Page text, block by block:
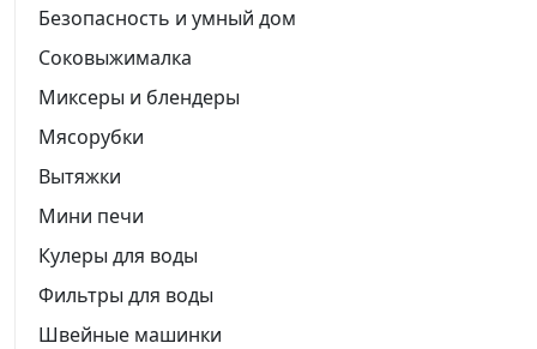
Безопасность и умный дом
Соковыжималка
Миксеры и блендеры
Мясорубки
Вытяжки
Мини печи
Кулеры для воды
Фильтры для воды
Швейные машинки